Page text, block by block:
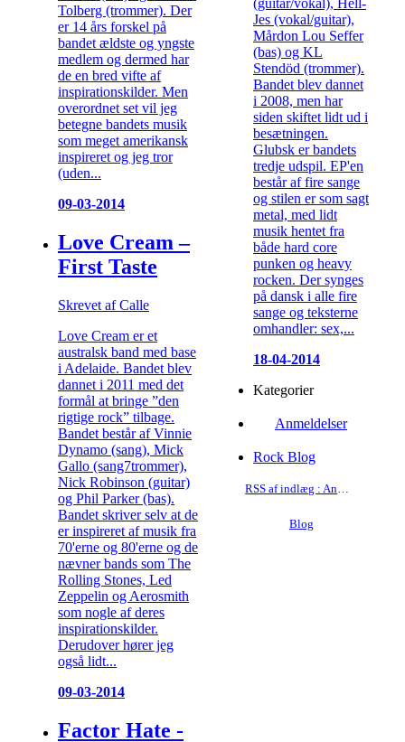
Tolberg (trommer). Der
er 14 års forskel på
bandet ældste og yngste
medlem og dermed har
de en bred vifte af
inspirationskilder. Men
overordnet set vil jeg
betegne bandets musik
som meget amerikansk
inspireret og jeg tror
(uden...
09-03-2014
Love Cream –
First Taste
Skrevet af Calle
Love Cream er et
australsk band med base
i Adelaide. Bandet blev
dannet i 2011 med det
formål at bringe ”den
rigtige rock” tilbage.
Bandet består af Vinnie
Dynamo (sang), Mick
Gallo (sang7trommer),
Nick Robinson (guitar)
og Phil Parker (bas).
Bandet skriver selv at de
er inspireret af musik fra
70'erne og 80'erne og de
nævner bands som The
Rolling Stones, Led
Zeppelin og Aerosmith
som nogle af deres
inspirationskilder.
Derudover hører jeg
også lidt...
09-03-2014
Factor Hate -
Jes (vokal/guitar),
Mårdon Lou Seffer
(bas) og KL
Stendöd (trommer).
Bandet blev dannet
i 2008, men har
siden skiftet lidt ud i
besætningen.
Glubsk er bandets
tredje udspil. EP'en
består af fire sange
og stilen er som sagt
metal, med lidt
musik hentet fra
både hard core
punken og heavy
rocken. Der synges
på dansk i alle fire
sange og teksterne
omhandler: sex,...
18-04-2014
Kategorier
Anmeldelser
Rock Blog
RSS af indlæg : Anmeldelser
Blog